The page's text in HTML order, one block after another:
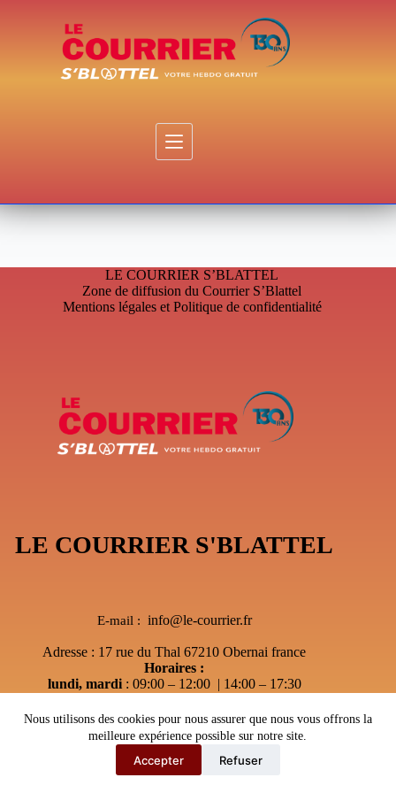
Nous utilisons des cookies pour nous assurer que nous vous offrons la
meilleure expérience possible sur notre site.
Accepter Refuser
LE COURRIER S’BLATTEL
Zone de diffusion du Courrier S’Blattel
Mentions légales et Politique de confidentialité
LE COURRIER S'BLATTEL
E-mail : info@le-courrier.fr
Adresse : 17 rue du Thal 67210 Obernai france
Horaires :
lundi, mardi: 09:00 – 12:00 | 14:00 – 17:30
jeudi: Après-midi sur RDV Uniquement
vendredi :sur RDV Uniquement
Copyright © 2026 - Le courrier S'Blattel